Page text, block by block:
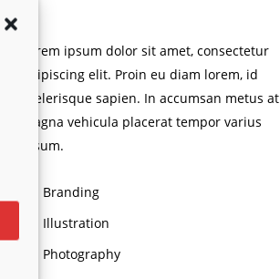
Lorem ipsum dolor sit amet, consectetur
adipiscing elit. Proin eu diam lorem, id
scelerisque sapien. In accumsan metus at
magna vehicula placerat tempor varius
ipsum.
Branding
Illustration
Photography